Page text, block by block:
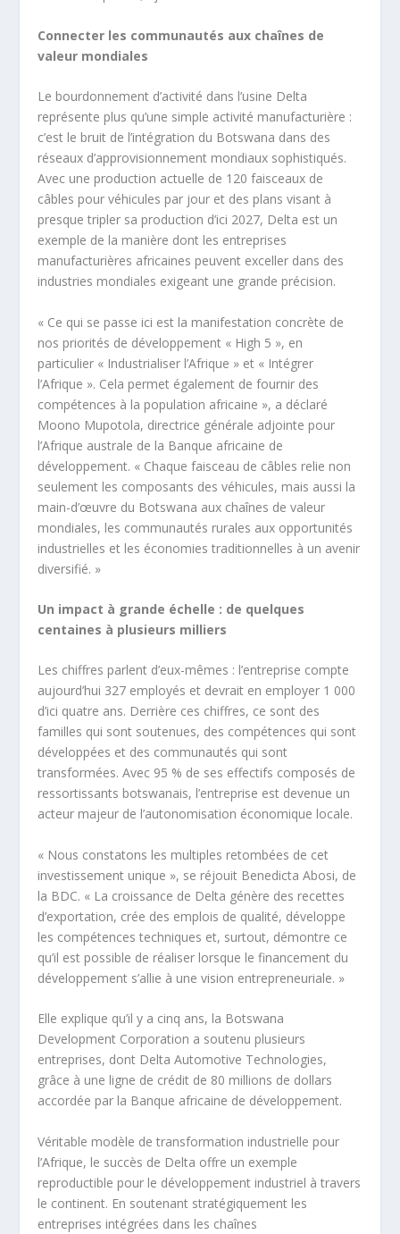
Connecter les communautés aux chaînes de
valeur mondiales
Le bourdonnement d’activité dans l’usine Delta
représente plus qu’une simple activité manufacturière :
c’est le bruit de l’intégration du Botswana dans des
réseaux d’approvisionnement mondiaux sophistiqués.
Avec une production actuelle de 120 faisceaux de
câbles pour véhicules par jour et des plans visant à
presque tripler sa production d’ici 2027, Delta est un
exemple de la manière dont les entreprises
manufacturières africaines peuvent exceller dans des
industries mondiales exigeant une grande précision.
« Ce qui se passe ici est la manifestation concrète de
nos priorités de développement « High 5 », en
particulier « Industrialiser l’Afrique » et « Intégrer
l’Afrique ». Cela permet également de fournir des
compétences à la population africaine », a déclaré
Moono Mupotola, directrice générale adjointe pour
l’Afrique australe de la Banque africaine de
développement. « Chaque faisceau de câbles relie non
seulement les composants des véhicules, mais aussi la
main-d’œuvre du Botswana aux chaînes de valeur
mondiales, les communautés rurales aux opportunités
industrielles et les économies traditionnelles à un avenir
diversifié. »
Un impact à grande échelle : de quelques
centaines à plusieurs milliers
Les chiffres parlent d’eux-mêmes : l’entreprise compte
aujourd’hui 327 employés et devrait en employer 1 000
d’ici quatre ans. Derrière ces chiffres, ce sont des
familles qui sont soutenues, des compétences qui sont
développées et des communautés qui sont
transformées. Avec 95 % de ses effectifs composés de
ressortissants botswanais, l’entreprise est devenue un
acteur majeur de l’autonomisation économique locale.
« Nous constatons les multiples retombées de cet
investissement unique », se réjouit Benedicta Abosi, de
la BDC. « La croissance de Delta génère des recettes
d’exportation, crée des emplois de qualité, développe
les compétences techniques et, surtout, démontre ce
qu’il est possible de réaliser lorsque le financement du
développement s’allie à une vision entrepreneuriale. »
Elle explique qu’il y a cinq ans, la Botswana
Development Corporation a soutenu plusieurs
entreprises, dont Delta Automotive Technologies,
grâce à une ligne de crédit de 80 millions de dollars
accordée par la Banque africaine de développement.
Véritable modèle de transformation industrielle pour
l’Afrique, le succès de Delta offre un exemple
reproductible pour le développement industriel à travers
le continent. En soutenant stratégiquement les
entreprises intégrées dans les chaînes